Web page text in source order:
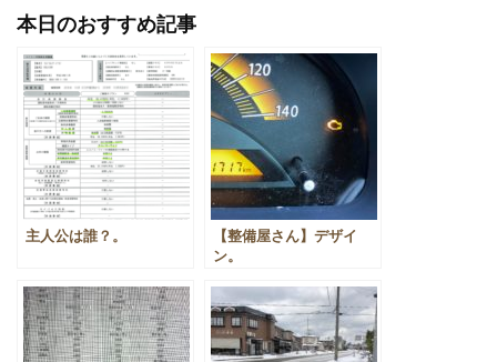
本日のおすすめ記事
主人公は誰？。
【整備屋さん】デザイ
ン。